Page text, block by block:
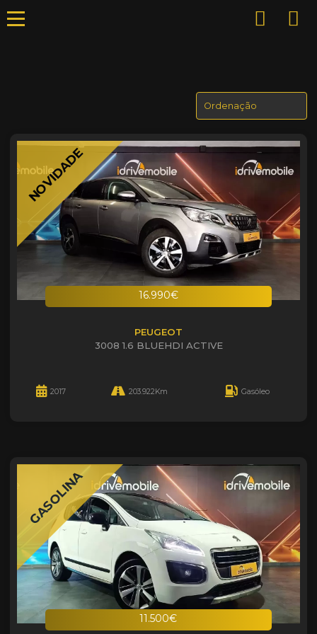
NOVIDADE
16.990€
PEUGEOT
3008 1.6 BLUEHDI ACTIVE
2017 203.922Km Gasóleo
GASOLINA
11.500€